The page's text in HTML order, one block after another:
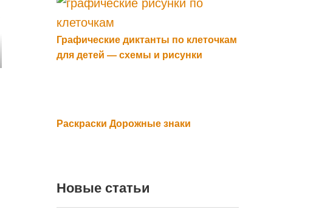
Графические диктанты по клеточкам
для детей — схемы и рисунки
Раскраски Дорожные знаки
Новые статьи